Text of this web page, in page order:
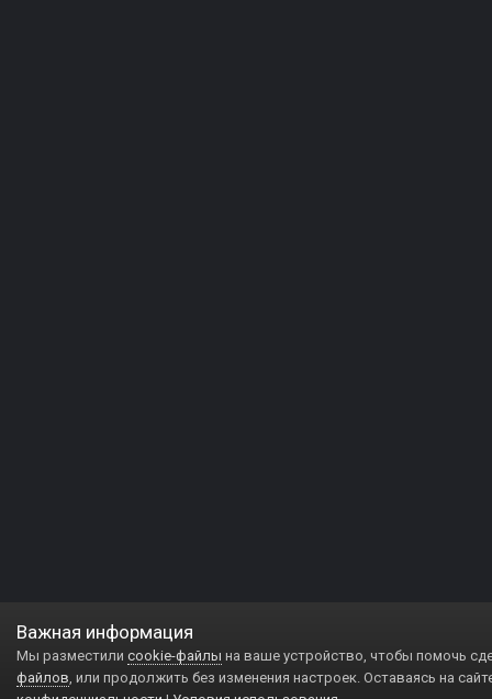
Важная информация
Мы разместили cookie-файлы на ваше устройство, чтобы помочь
файлов, или продолжить без изменения настроек. Оставаясь на